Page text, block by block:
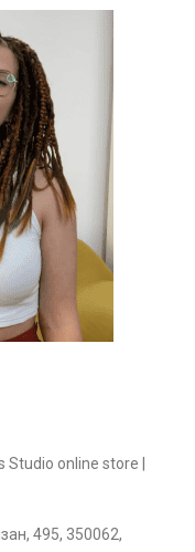
online store |
495, 350062,